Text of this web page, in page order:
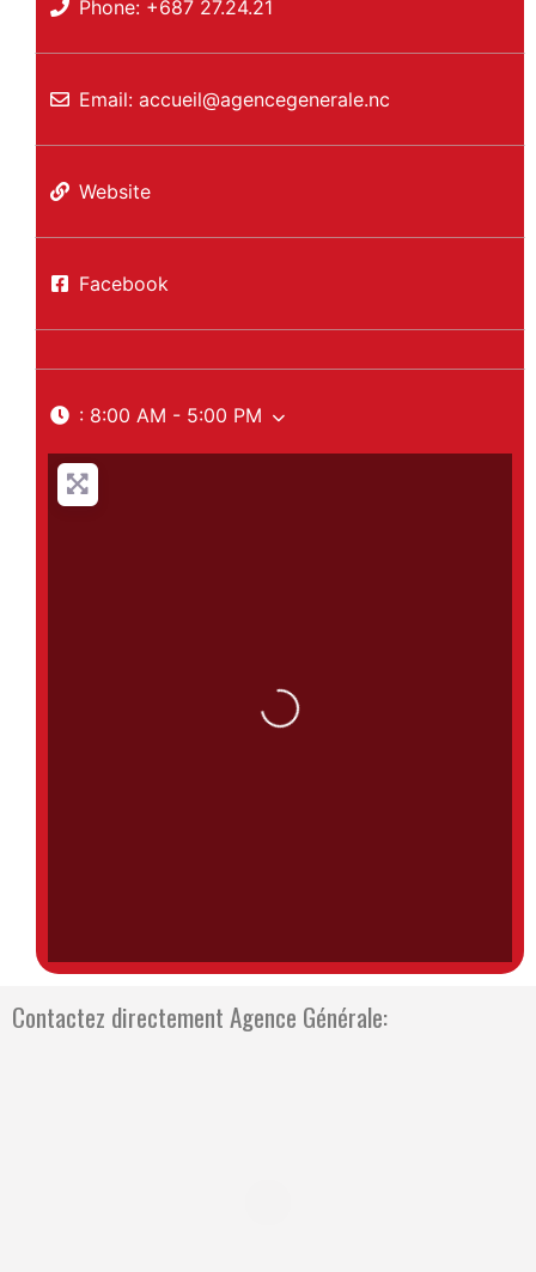
Phone: +687 27.24.21
Email: accueil@agencegenerale.nc
Website
Facebook
: 8:00 AM - 5:00 PM
Loading...
Contactez directement Agence Générale: